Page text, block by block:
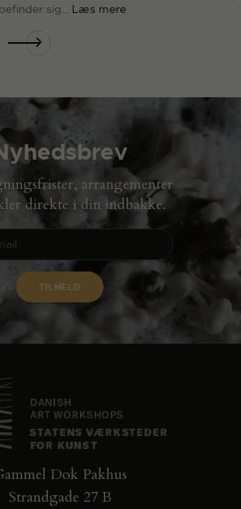
sig… Læs mere
arrangementer
direkte i din indbakke.
Dok Pakhus
Strandgade 27 B